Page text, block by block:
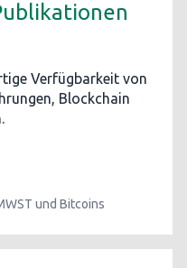
Verfügbarkeit von
Blockchain
und Bitcoins